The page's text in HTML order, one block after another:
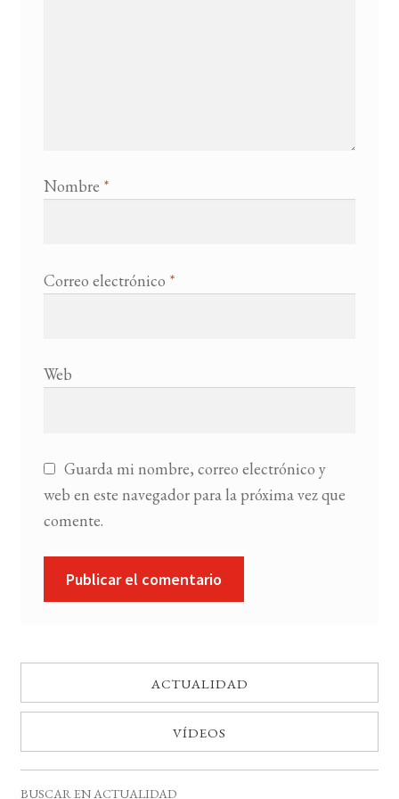
Nombre *
Correo electrónico *
Web
Guarda mi nombre, correo electrónico y
web en este navegador para la próxima vez que
comente.
ACTUALIDAD
VÍDEOS
BUSCAR EN ACTUALIDAD